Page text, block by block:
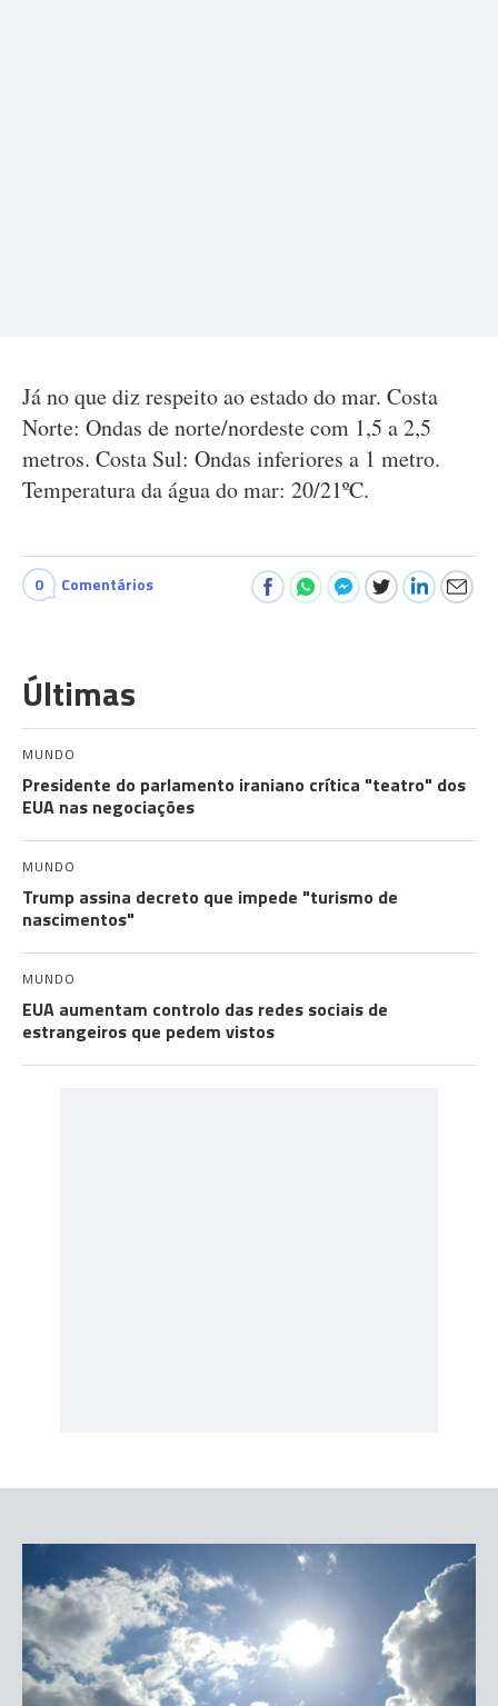
Já no que diz respeito ao estado do mar. Costa
Norte: Ondas de norte/nordeste com 1,5 a 2,5
metros. Costa Sul: Ondas inferiores a 1 metro.
Temperatura da água do mar: 20/21ºC.
0 Comentários
Últimas
MUNDO
Presidente do parlamento iraniano crítica "teatro" dos
EUA nas negociações
MUNDO
Trump assina decreto que impede "turismo de
nascimentos"
MUNDO
EUA aumentam controlo das redes sociais de
estrangeiros que pedem vistos